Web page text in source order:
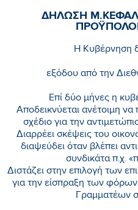
ΔΗΛΩΣΗ
Η Κυβέρνηση
εξόδου από την
Επί δύο μήνες η
Αποδεικνύεται ανέτοιμη
σχέδιο για την
Διαρρέει σκέψεις του
διαψεύδει όταν βλέπει
συνδικάτα π.χ.
Διστάζει στην επιλογή των
για την είσπραξη των
Γραμματέων